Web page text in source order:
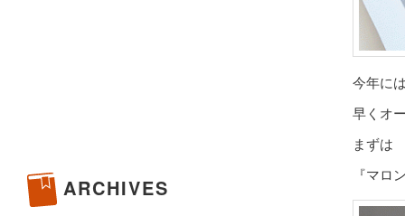
今年に
早くオ
まずは
『マロ
ARCHIVES